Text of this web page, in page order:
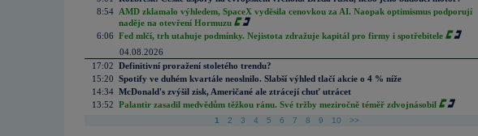
8:54
AMD zklamalo výhledem, SpaceX vyděsila cenovkou za AI. Naopak optimismus podporují
naděje na otevření Hormuzu
6:06 Fed mlčí, trh utahuje podmínky. Nejistota zdražuje kapitál pro firmy i spotřebitele
04.08.2026
17:02 Definitivní proražení stoletého trendu?
15:20 Spotify ve duhém kvartále neoslnilo. Slabší výhled tlačí akcie o 4 % níže
14:34 McDonald's zvýšil zisk, Američané ale ztrácejí chuť utrácet
13:52 Palantir zasadil medvědům těžkou ránu. Své tržby meziročně téměř zdvojnásobil
1 2 3 4 5 6 7 8 9 10 >>